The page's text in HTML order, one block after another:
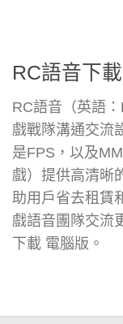
RC語音下
RC語音（英語
戲戰隊溝通交流
是FPS，以及
戲）提供高清晰
助用戶省去租賃
戲語音團隊交流
下載 電腦版。